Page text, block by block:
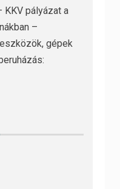
KKV pályázat a
–
gépek